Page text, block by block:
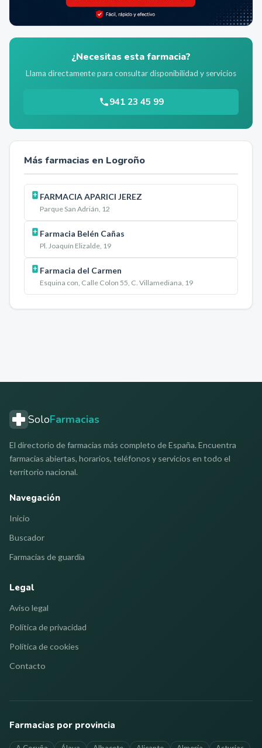
¿Necesitas esta farmacia?
Llama directamente para consultar disponibilidad y servicios
941 23 45 99
Más farmacias en Logroño
FARMACIA APARICI JEREZ
Parque San Adrián, 12
Farmacia Belén Cañas
Pl. Joaquín Elizalde, 19
Farmacia del Carmen
Esquina con, Calle Colon 55, C. Villamediana, 19
SoloFarmacias
El directorio de farmacias más completo de España. Encuentra
farmacias abiertas, horarios, teléfonos y servicios en todo el
territorio nacional.
Navegación
Inicio
Buscador
Farmacias de guardia
Legal
Aviso legal
Política de privacidad
Política de cookies
Contacto
Farmacias por provincia